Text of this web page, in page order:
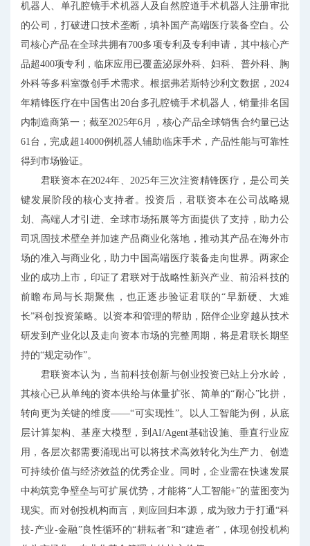
机器人、单孔腔镜手术机器人及自然腔道手术机器人注册审批
的公司，打破进口技术垄断，填补国产高端医疗装备空白。公
司核心产品在全球共拥有700多项专利及专利申请，其中核心产
品超400项专利，临床应用已覆盖泌尿外科、妇科、普外科、胸
外科等多科室微创手术需求。根据弗若斯特沙利文数据，2024
年精锋医疗在中国售出20台多孔腔镜手术机器人，销量排名国
内制造商第一；截至2025年6月，核心产品全球销售合约量已达
61台，完成超14000例机器人辅助临床手术，产品性能与可靠性
得到市场验证。
君联资本在2024年、2025年三次注资精锋医疗，是公司关
键发展阶段的核心支持者。投资后，君联资本在公司战略规
划、高端人才引进、全球市场拓展等方面提供了支持，助力公
司巩固技术壁垒并加速产品商业化落地，推动其产品在海外市
场的准入与商业化，助力中国高端医疗装备走向世界。两家企
业的成功上市，印证了君联对于战略性新兴产业、前沿科技的
前瞻布局与长期聚焦，也正逐步验证君联的“早新硬、大难
长”科创投资策略。以资本和管理的帮助，陪伴企业穿越从技术
研发到产业化以及走向资本市场的完整周期，将是君联长期坚
持的“规定动作”。
君联资本认为，当前科技创新与创业投资已站上分水岭，
其核心已从单纯的资本供给与体量扩张、简单的“耐心”比拼，
转向更为关键的维度——“可实现性”。以人工智能为例，从底
层计算架构、基座大模型，到AI/Agent基础设施、垂直行业应
用，各层次都需要涌现出可以将技术高效转化为生产力、创造
可持续价值与经济效益的优秀企业。同时，企业需在快速发展
中构筑竞争壁垒与可扩展优势，才能将“人工智能+”的蓝图变为
现实。而对创投机构而言，则应回归本源，成为致力于打通“科
技-产业-金融”良性循环的“耕耘者”和“建造者”，体现创投机构